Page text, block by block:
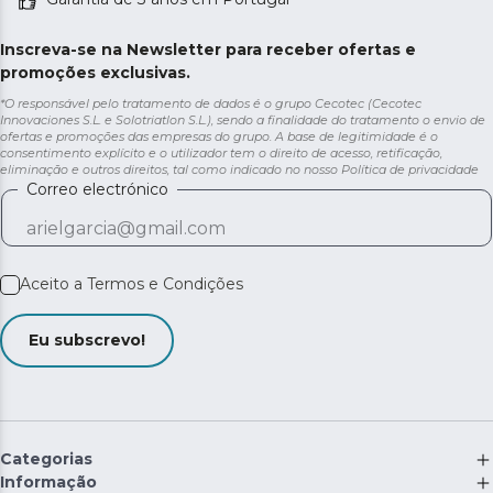
Inscreva-se na Newsletter para receber ofertas e
promoções exclusivas.
*O responsável pelo tratamento de dados é o grupo Cecotec (Cecotec
Innovaciones S.L. e Solotriatlon S.L.), sendo a finalidade do tratamento o envio de
ofertas e promoções das empresas do grupo. A base de legitimidade é o
consentimento explícito e o utilizador tem o direito de acesso, retificação,
eliminação e outros direitos, tal como indicado no nosso Política de privacidade
Correo electrónico
Aceito a Termos e Condições
Eu subscrevo!
Categorias
Informação